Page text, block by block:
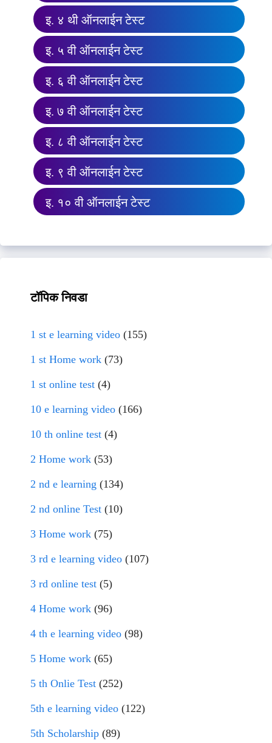
इ. ४ थी ऑनलाईन टेस्ट
इ. ५ वी ऑनलाईन टेस्ट
इ. ६ वी ऑनलाईन टेस्ट
इ. ७ वी ऑनलाईन टेस्ट
इ. ८ वी ऑनलाईन टेस्ट
इ. ९ वी ऑनलाईन टेस्ट
इ. १० वी ऑनलाईन टेस्ट
टॉपिक निवडा
1 st e learning video (155)
1 st Home work (73)
1 st online test (4)
10 e learning video (166)
10 th online test (4)
2 Home work (53)
2 nd e learning (134)
2 nd online Test (10)
3 Home work (75)
3 rd e learning video (107)
3 rd online test (5)
4 Home work (96)
4 th e learning video (98)
5 Home work (65)
5 th Onlie Test (252)
5th e learning video (122)
5th Scholarship (89)